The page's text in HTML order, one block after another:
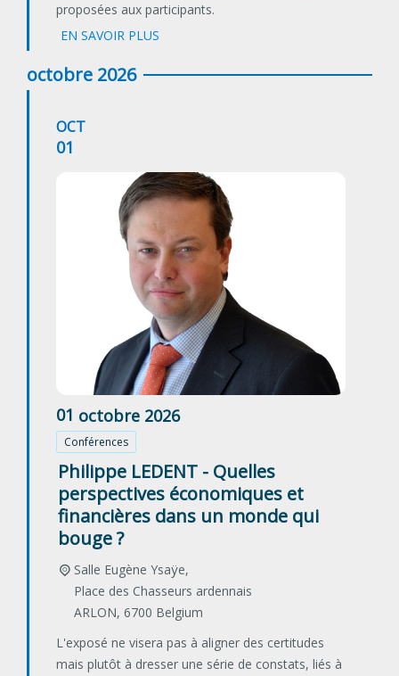
proposées aux participants.
EN SAVOIR PLUS
octobre 2026
OCT
01
01 octobre 2026
Conférences
Philippe LEDENT - Quelles
perspectives économiques et
financières dans un monde qui
bouge ?
Salle Eugène Ysaÿe,
Place des Chasseurs ardennais
ARLON, 6700 Belgium
L'exposé ne visera pas à aligner des certitudes
mais plutôt à dresser une série de constats, liés à